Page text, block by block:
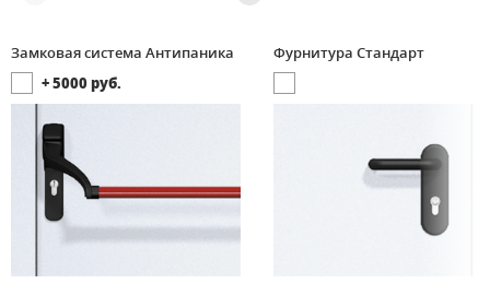
Замковая система Антипаника
+5000руб.
Фурнитура Стандарт